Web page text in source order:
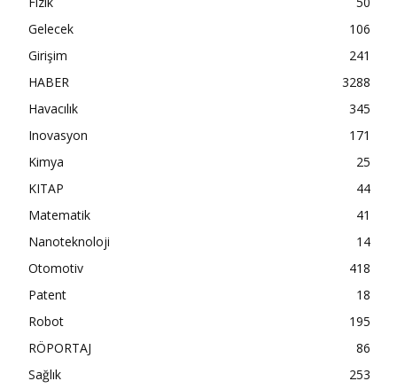
Gelecek
106
Girişim
241
HABER
3288
Havacılık
345
Inovasyon
171
Kimya
25
KITAP
44
Matematik
41
Nanoteknoloji
14
Otomotiv
418
Patent
18
Robot
195
RÖPORTAJ
86
Sağlık
253